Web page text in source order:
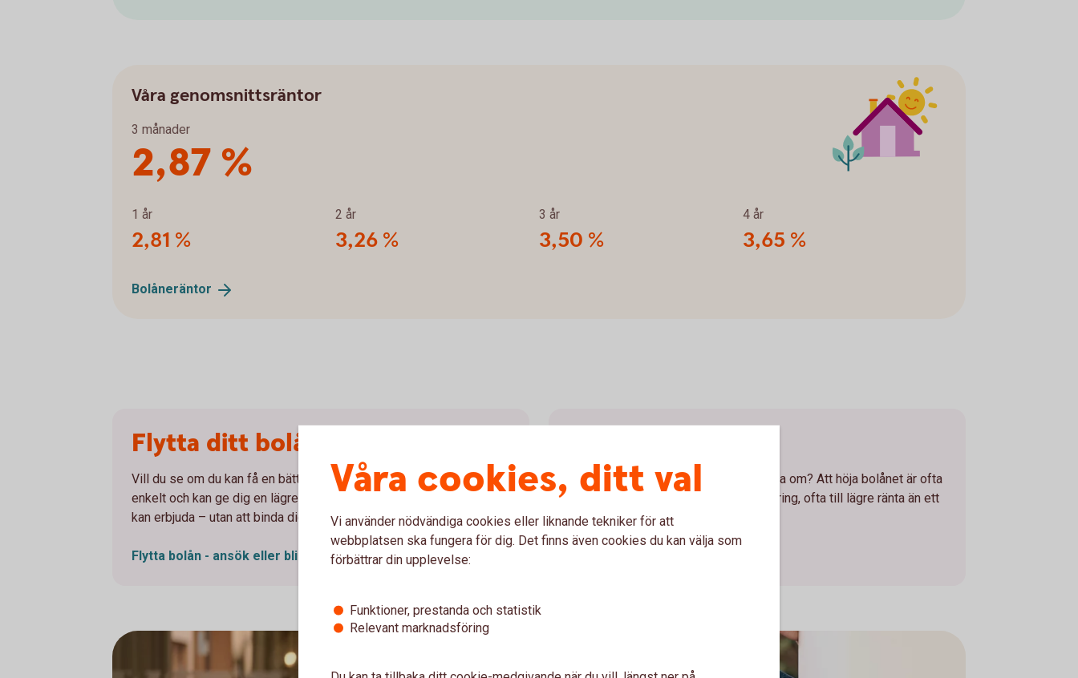
Våra genomsnittsräntor
3 månader
2,87 %
1 år
2,81 %
2 år
3,26 %
3 år
3,50 %
4 år
3,65 %
Bolåneräntor
Flytta ditt bolån till oss
Vill du se om du kan få en bättre ränta? Att flytta bolån till oss är
enkelt och kan ge dig en lägre ränta. Du får snabbt reda på vad vi
kan erbjuda – utan att binda dig.
Flytta bolån - ansök eller bli uppringd
Funderar du på att renovera eller bygga om? Att höja bolånet är ofta
ett smart sätt att finansiera en renovering, ofta till lägre ränta än ett
privatlån.
Våra cookies, ditt val
Vi använder nödvändiga cookies eller liknande tekniker för att
webbplatsen ska fungera för dig. Det finns även cookies du kan välja som
förbättrar din upplevelse:
Funktioner, prestanda och statistik
Relevant marknadsföring